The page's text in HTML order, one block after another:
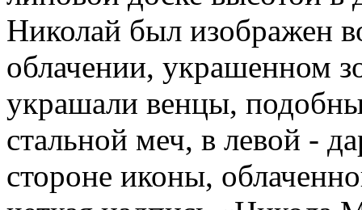
Николай был изображен
облачении, украшенном
украшали венцы,
стальной меч, в левой -
стороне иконы,